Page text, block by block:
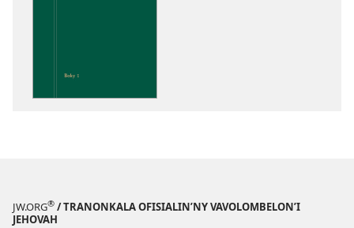
JW.ORG® / TRANONKALA OFISIALIN’NY VAVOLOMBELON’I
JEHOVAH